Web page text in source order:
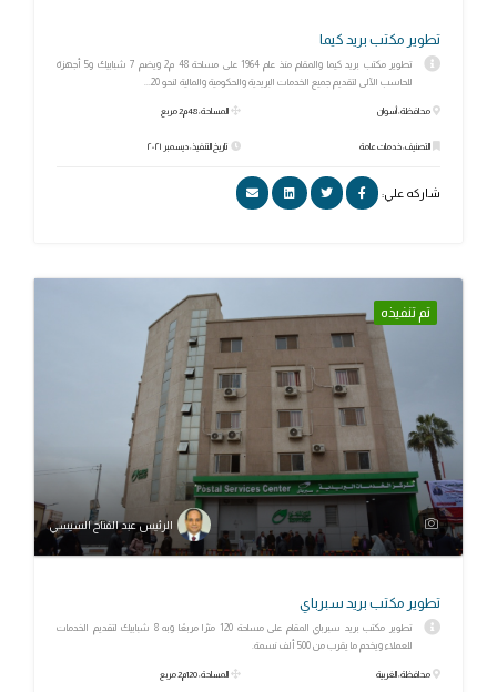
تطوير مكتب بريد كيما
تطوير مكتب بريد كيما والمقام منذ عام 1964 على مساحة 48 م2 ويضم 7 شبابيك و5 أجهزة
للحاسب الآلى لتقديم جميع الخدمات البريدية والحكومية والمالية لنحو 20...
محافظة: أسوان
التصنيف: خدمات عامة
المساحة: 48م2 مربع
تاريخ التنفيذ: ديسمبر ٢٠٢١
شاركه علي:
تم تنفيذه
الرئيس عبد الفتاح السيسي
تطوير مكتب بريد سبرباي
تطوير مكتب بريد سبرباي المقام على مساحة 120 مترًا مربعًا وبه 8 شبابيك لتقديم الخدمات
للعملاء ويخدم ما يقرب من 500 ألف نسمة.
محافظة: الغربية المساحة: 120م2 مربع